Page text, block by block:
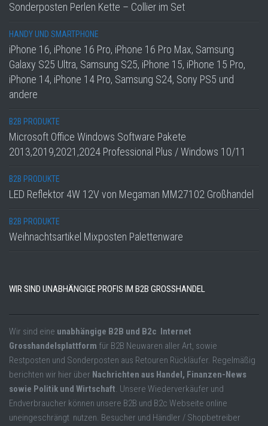
Sonderposten Perlen Kette – Collier im Set
HANDY UND SMARTPHONE
iPhone 16, iPhone 16 Pro, iPhone 16 Pro Max, Samsung
Galaxy S25 Ultra, Samsung S25, iPhone 15, iPhone 15 Pro,
iPhone 14, iPhone 14 Pro, Samsung S24, Sony PS5 und
andere
B2B PRODUKTE
Microsoft Office Windows Software Pakete
2013,2019,2021,2024 Professional Plus / Windows 10/11
B2B PRODUKTE
LED Reflektor 4W 12V von Megaman MM27102 Großhandel
B2B PRODUKTE
Weihnachtsartikel Mixposten Palettenware
WIR SIND UNABHÄNGIGE PROFIS IM B2B GROSSHANDEL
Wir sind eine unabhängige B2B und B2c Internet
Grosshandelsplattform für B2B Neuwaren aller Art, sowie
Restposten und Sonderposten aus Retouren Rückläufer. Regelmäßig
berichten wir hier über Nachrichten aus Handel, Finanzen-News
sowie Politik und Wirtschaft. Unsere Wiederverkäufer und
Endverbraucher können unsere B2B und B2c Webseite online
uneingeschrängt nutzen. Besucher und Händler / Shopbetreiber